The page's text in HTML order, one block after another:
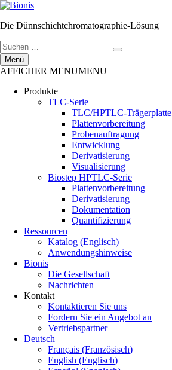
Zum
springen
Die Dünnschichtchromatographie-Lösung
Suchen
nach:
Suchen
Menü
AFFICHER MENUMENU
Produkte
TLC-Serie
TLC/HPTLC-Trägerplatte
Plattenvorbereitung
Probenauftragung
Entwicklung
Derivatisierung
Visualisierung
Biostep HPTLC-Serie
Plattenvorbereitung
Derivatisierung
Dokumentation
Quantifizierung
Ressourcen
Katalog (Englisch)
Anwendungshinweise
Bionis
Die Gesellschaft
Nachrichten
Kontakt
Kontaktieren Sie uns
Fordern Sie ein Angebot an
Vertriebspartner
Deutsch
Français (Französisch)
English (Englisch)